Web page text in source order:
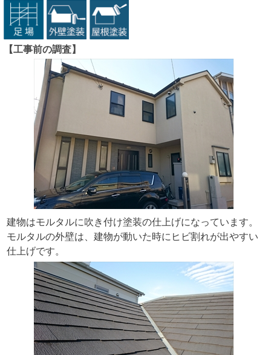
【工事前の調査】
建物はモルタルに吹き付け塗装の仕上げになっています。
モルタルの外壁は、建物が動いた時にヒビ割れが出やすい
仕上げです。